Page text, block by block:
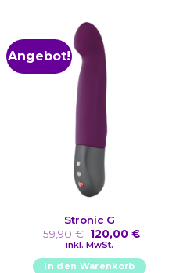
Angebot!
Stronic G
159,90€ Ursprünglicher
Preis
159,90 €
120,00€
120,00
inkl. MwSt.
In den Warenkorb